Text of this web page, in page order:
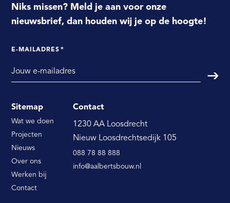
Niks missen? Meld je aan voor onze
nieuwsbrief, dan houden wij je op de hoogte!
E-MAILADRES *
Sitemap
Wat we doen
Projecten
Nieuws
Over ons
Werken bij
Contact
Contact
1230 AA Loosdrecht
Nieuw Loosdrechtsedijk 105
088 78 88 888
info@aalbertsbouw.nl